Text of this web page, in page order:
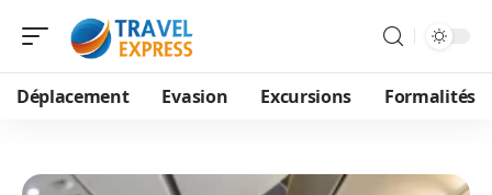
Déplacement Evasion Excursions Formalités